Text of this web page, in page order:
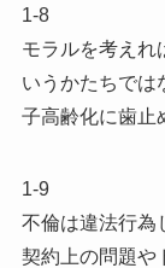
1-8
モラルを考えれ
いうかたちでは
子高齢化に歯止
1-9
不倫は違法行為
契約上の問題や